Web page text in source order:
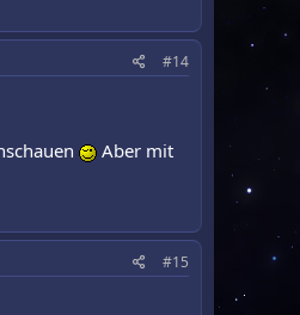
#14
Aber mit
#15